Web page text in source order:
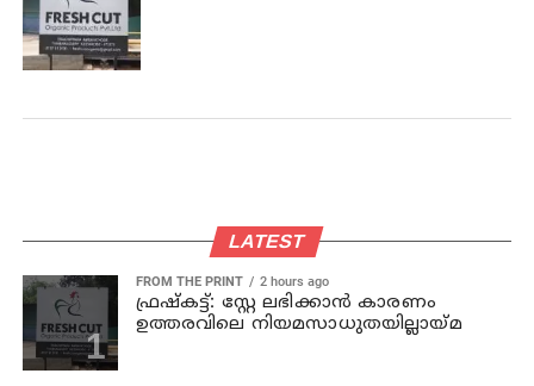
LATEST
FROM THE PRINT 2 hours ago
ഫ്രഷ്‌കട്ട്: സ്റ്റേ ലഭിക്കാന്‍ കാരണം
ഉത്തരവിലെ നിയമസാധുതയില്ലായ്മ